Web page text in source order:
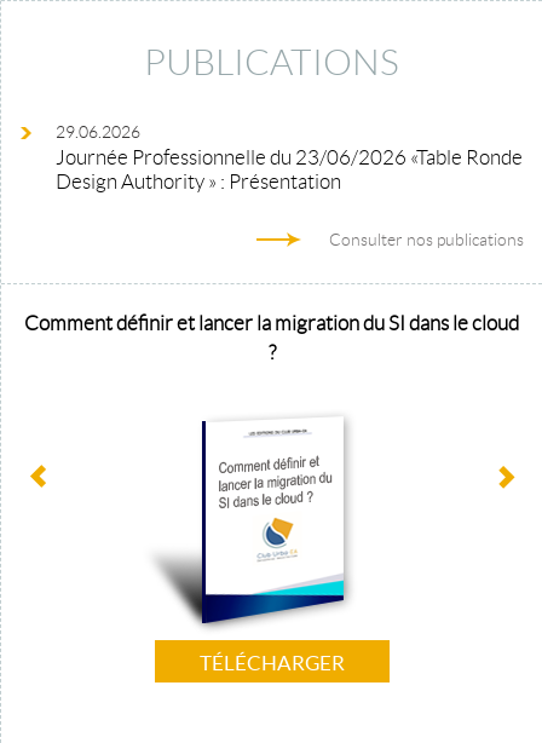
PUBLICATIONS
29.06.2026
Journée Professionnelle du 23/06/2026 «Table Ronde
Design Authority » : Présentation
Consulter nos publications
Comment définir et lancer la migration du SI dans le cloud
?
TÉLÉCHARGER